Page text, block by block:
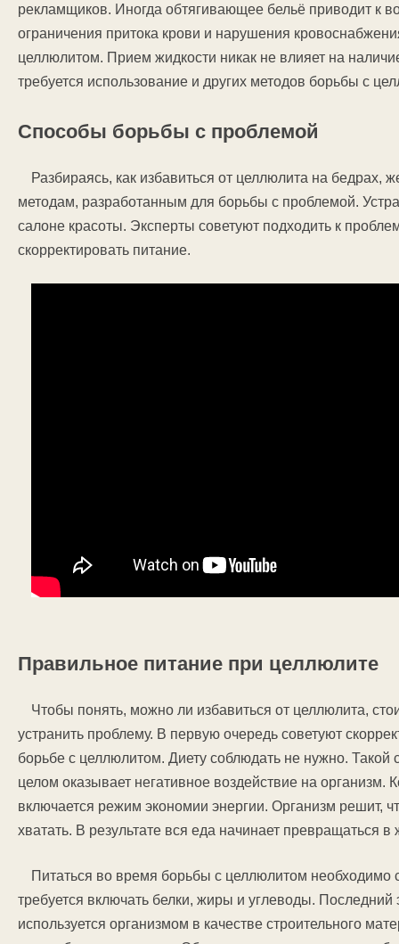
рекламщиков. Иногда обтягивающее бельё приводит к
ограничения притока крови и нарушения
целлюлитом. Прием жидкости никак не влияет на
требуется использование и других методов борьбы с
Способы борьбы с проблемой
Разбираясь, как избавиться от целлюлита на
методам, разработанным для борьбы с проблемой.
салоне красоты. Эксперты советуют подходить к
скорректировать питание.
Правильное питание при целлюлите
Чтобы понять, можно ли избавиться от целлюлита,
устранить проблему. В первую очередь советуют
борьбе с целлюлитом. Диету соблюдать не нужно.
целом оказывает негативное воздействие на организм.
включается режим экономии энергии. Организм решит,
хватать. В результате вся еда начинает превращаться в
Питаться во время борьбы с целлюлитом необходимо
требуется включать белки, жиры и углеводы.
используется организмом в качестве строительного